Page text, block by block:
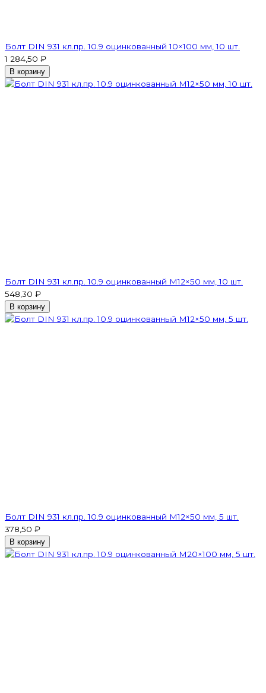
Болт DIN 931 кл.пр. 10.9 оцинкованный 10×100 мм, 10 шт.
1 284,50 ₽
В корзину
Болт DIN 931 кл.пр. 10.9 оцинкованный М12×50 мм, 10 шт.
548,30 ₽
В корзину
Болт DIN 931 кл.пр. 10.9 оцинкованный М12×50 мм, 5 шт.
378,50 ₽
В корзину